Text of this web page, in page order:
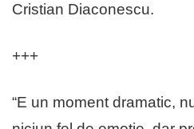
Cristian Diaconescu.
+++
“E un moment dramatic,